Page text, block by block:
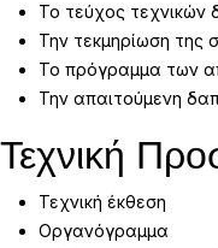
Το τεύχος τεχνικών
Την τεκμηρίωση της
Το πρόγραμμα των
Την απαιτούμενη
Τεχνική
Τεχνική έκθεση
Οργανόγραμμα